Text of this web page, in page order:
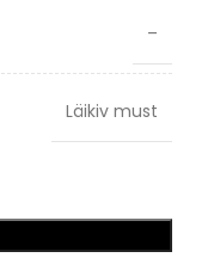
–
Läikiv must